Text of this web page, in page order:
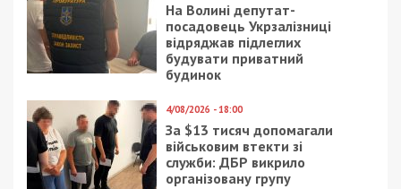
На Волині депутат-
посадовець Укрзалізниці
відряджав підлеглих
будувати приватний
будинок
4/08/2026 - 18:00
За $13 тисяч допомагали
військовим втекти зі
служби: ДБР викрило
організовану групу